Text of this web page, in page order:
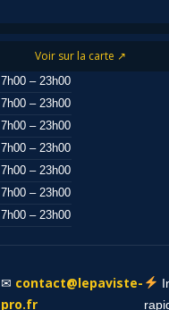
Voir sur la carte ↗
7h00 – 23h00
7h00 – 23h00
7h00 – 23h00
7h00 – 23h00
7h00 – 23h00
7h00 – 23h00
7h00 – 23h00
✉ contact@lepaviste-
pro.fr